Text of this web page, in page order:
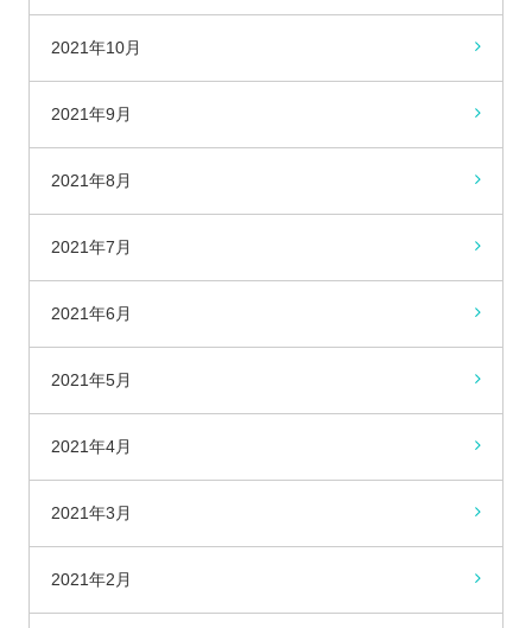
2021年10月
2021年9月
2021年8月
2021年7月
2021年6月
2021年5月
2021年4月
2021年3月
2021年2月